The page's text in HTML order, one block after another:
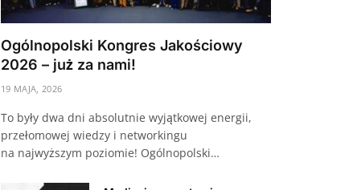
Ogólnopolski Kongres Jakościowy
2026 – już za nami!
19 MAJA, 2026
To były dwa dni absolutnie wyjątkowej energii,
przełomowej wiedzy i networkingu
na najwyższym poziomie! Ogólnopolski…